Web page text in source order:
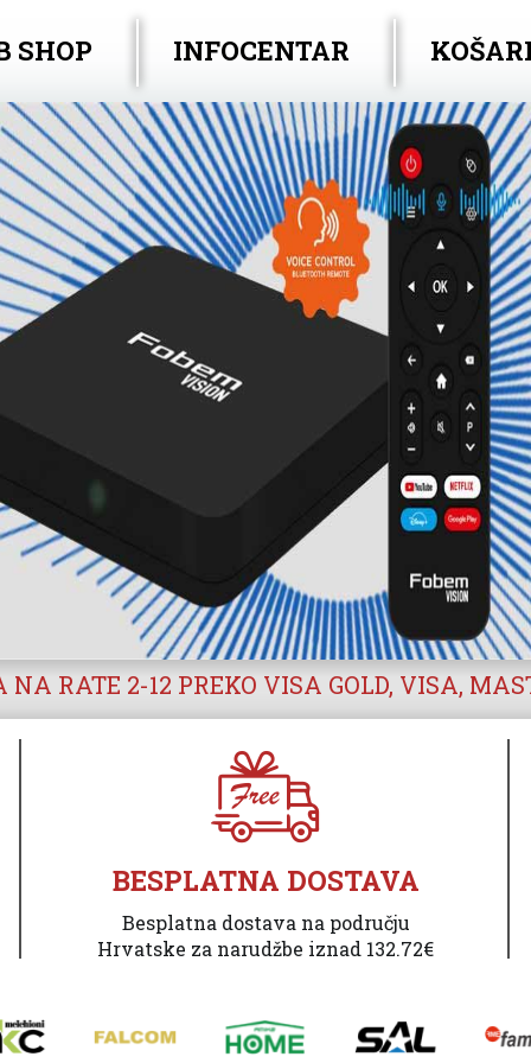
SHOP INFOCENTAR
NA RATE 2-12 PREKO VISA GOLD, VISA,
BESPLATNA DOSTAVA
Besplatna dostava na području
Hrvatske za narudžbe iznad 132.72€